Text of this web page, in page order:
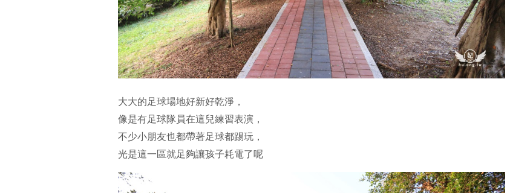
大大的足球場地好新好乾淨，
像是有足球隊員在這兒練習表演，
不少小朋友也都帶著足球都踢玩，
光是這一區就足夠讓孩子耗電了呢